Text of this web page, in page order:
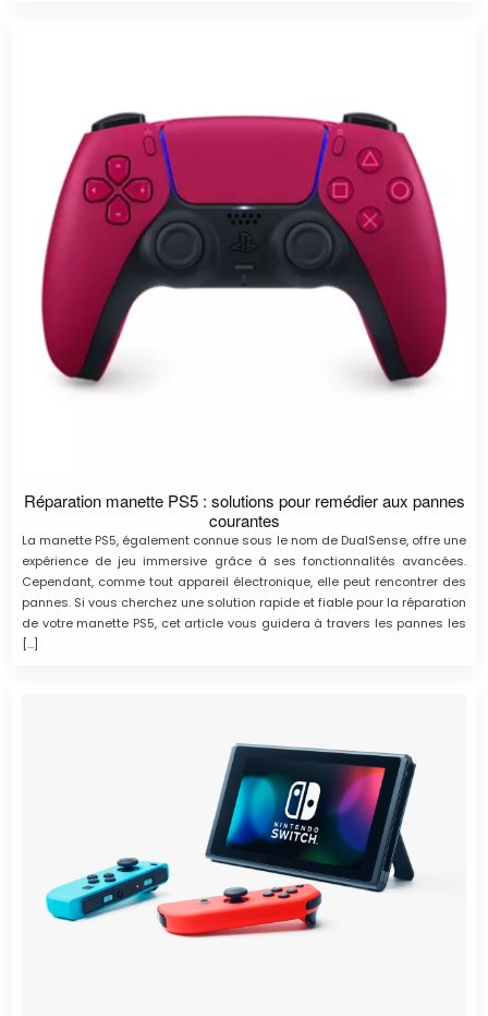
Réparation manette PS5 : solutions pour remédier aux pannes
courantes
La manette PS5, également connue sous le nom de DualSense, offre une
expérience de jeu immersive grâce à ses fonctionnalités avancées.
Cependant, comme tout appareil électronique, elle peut rencontrer des
pannes. Si vous cherchez une solution rapide et fiable pour la réparation
de votre manette PS5, cet article vous guidera à travers les pannes les
[…]